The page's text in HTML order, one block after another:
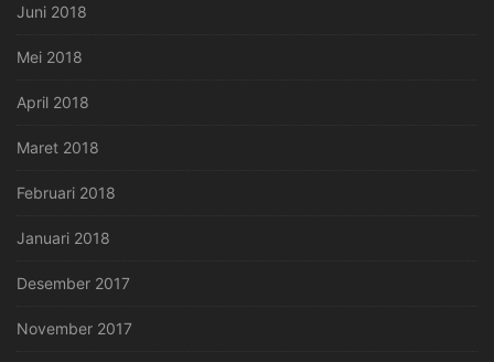
Juni 2018
Mei 2018
April 2018
Maret 2018
Februari 2018
Januari 2018
Desember 2017
November 2017